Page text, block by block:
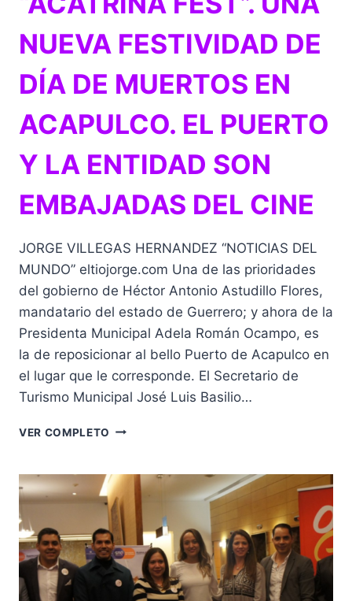
NUEVA FESTIVIDAD DE
DÍA DE MUERTOS EN
ACAPULCO. EL PUERTO
Y LA ENTIDAD SON
EMBAJADAS DEL CINE
JORGE VILLEGAS HERNANDEZ “NOTICIAS DEL
MUNDO” eltiojorge.com Una de las prioridades
del gobierno de Héctor Antonio Astudillo Flores,
mandatario del estado de Guerrero; y ahora de la
Presidenta Municipal Adela Román Ocampo, es
la de reposicionar al bello Puerto de Acapulco en
el lugar que le corresponde. El Secretario de
Turismo Municipal José Luis Basilio…
VER COMPLETO “ACATRINA
NUEVA
FESTIVIDAD
DE
DÍA
DE
MUERTOS
EN
ACAPULCO.